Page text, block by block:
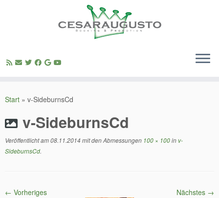
Inhalt
Start » v-SideburnsCd
v-SideburnsCd
Veröffentlicht am08.11.2014mit den Abmessungen 100 × 100in v-
SideburnsCd.
← Vorheriges Nächstes →